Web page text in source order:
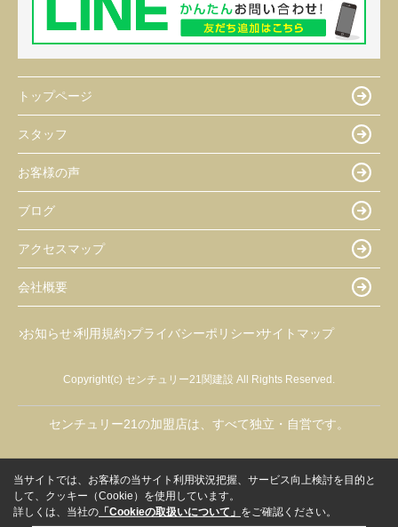
トップページ
スタッフ
お客様の声
ブログ
アクセスマップ
会社概要
お知らせ 利用規約 プライバシーポリシー サイトマップ
Copyright(c) センチュリー21関建設 All Rights Reserved.
センチュリー21の加盟店は、すべて独立・自営です。
当サイトでは、お客様の当サイト利用状況把握、サービス向上検討を目的と
して、クッキー（Cookie）を使用しています。
詳しくは、当社の 「Cookieの取扱いについて」 をご確認ください。